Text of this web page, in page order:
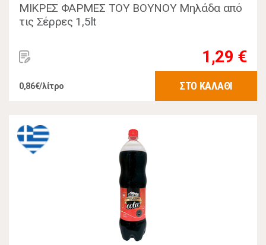
ΜΙΚΡΕΣ ΦΑΡΜΕΣ ΤΟΥ ΒΟΥΝΟΥ Μηλάδα από
τις Σέρρες 1,5lt
1,29 €
0,86€/λίτρο ΣΤΟ ΚΑΛΑΘΙ